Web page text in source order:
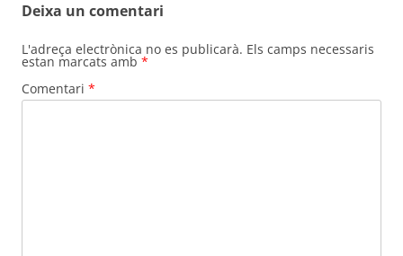
Deixa un comentari
L'adreça electrònica no es publicarà. Els camps necessaris
estan marcats amb *
Comentari *